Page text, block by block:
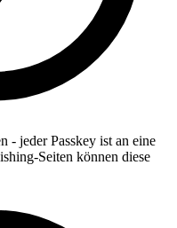
- jeder Passkey ist an eine
Seiten können diese